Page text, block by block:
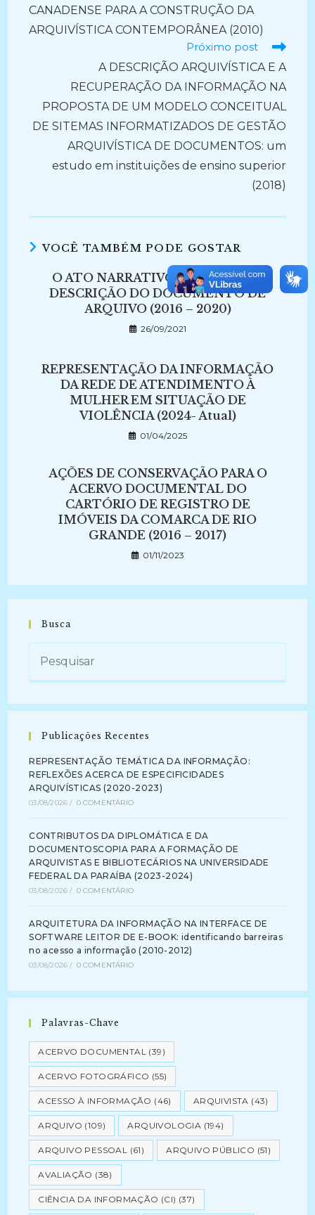
CANADENSE PARA A CONSTRUÇÃO DA
ARQUIVÍSTICA CONTEMPORÂNEA (2010)
Próximo post
A DESCRIÇÃO ARQUIVÍSTICA E A
RECUPERAÇÃO DA INFORMAÇÃO NA
PROPOSTA DE UM MODELO CONCEITUAL
DE SITEMAS INFORMATIZADOS DE GESTÃO
ARQUIVÍSTICA DE DOCUMENTOS: um
estudo em instituições de ensino superior
(2018)
VOCÊ TAMBÉM PODE GOSTAR
O ATO NARRATIVO E A ÉTICA NA
DESCRIÇÃO DO DOCUMENTO DE
ARQUIVO (2016 – 2020)
26/09/2021
REPRESENTAÇÃO DA INFORMAÇÃO
DA REDE DE ATENDIMENTO À
MULHER EM SITUAÇÃO DE
VIOLÊNCIA (2024- Atual)
01/04/2025
AÇÕES DE CONSERVAÇÃO PARA O
ACERVO DOCUMENTAL DO
CARTÓRIO DE REGISTRO DE
IMÓVEIS DA COMARCA DE RIO
GRANDE (2016 – 2017)
01/11/2023
Busca
Publicações Recentes
REPRESENTAÇÃO TEMÁTICA DA INFORMAÇÃO:
REFLEXÕES ACERCA DE ESPECIFICIDADES
ARQUIVÍSTICAS (2020-2023)
03/08/2026 / 0 COMENTÁRIO
CONTRIBUTOS DA DIPLOMÁTICA E DA
DOCUMENTOSCOPIA PARA A FORMAÇÃO DE
ARQUIVISTAS E BIBLIOTECÁRIOS NA UNIVERSIDADE
FEDERAL DA PARAÍBA (2023-2024)
03/08/2026 / 0 COMENTÁRIO
ARQUITETURA DA INFORMAÇÃO NA INTERFACE DE
SOFTWARE LEITOR DE E-BOOK: identificando barreiras
no acesso a informação (2010-2012)
03/08/2026 / 0 COMENTÁRIO
Palavras-Chave
ACERVO DOCUMENTAL (39)
ACERVO FOTOGRÁFICO (55)
ACESSO À INFORMAÇÃO (46) ARQUIVISTA (43)
ARQUIVO (109) ARQUIVOLOGIA (194)
ARQUIVO PESSOAL (61) ARQUIVO PÚBLICO (51)
AVALIAÇÃO (38)
CIÊNCIA DA INFORMAÇÃO (CI) (37)